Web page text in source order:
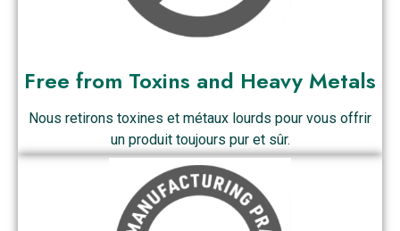
Free from Toxins and Heavy Metals
Nous retirons toxines et métaux lourds pour vous offrir
un produit toujours pur et sûr.